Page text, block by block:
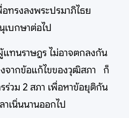
ทรงลงพระปรมาภิไธย
เบกษาต่อไป
ราษฎร ไม่อาจตกลงกัน
งจากข้อแก้ไขของวุฒิสภา ก็
ร่วม 2 สภา เพื่อหาข้อยุติกัน
าเนิ่นนานออกไป